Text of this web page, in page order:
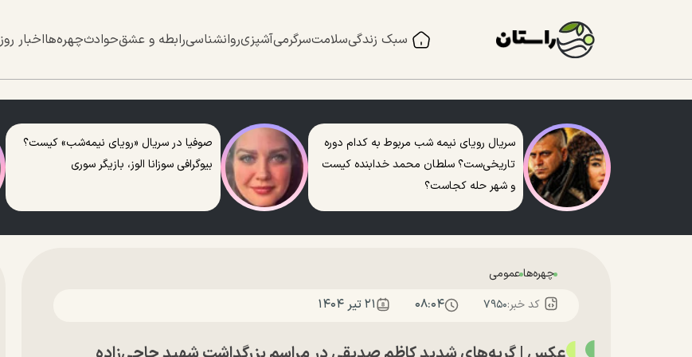
سبک زندگیسلامتسرگرمیآشپزیروانشناسیرابطه و عشقحوادثچهره‌هااخبار روز
سریال رویای نیمه شب مربوط به کدام دوره
تاریخی‌ست؟ سلطان محمد خدابنده کیست
و شهر حله کجاست؟
صوفیا در سریال «رویای نیمه‌شب» کیست؟
بیوگرافی سوزانا الوز، بازیگر سوری
چهره‌هاعمومی
کد خبر:۷۹۵۰ ۰۸:۰۴ ۲۱ تير ۱۴۰۴